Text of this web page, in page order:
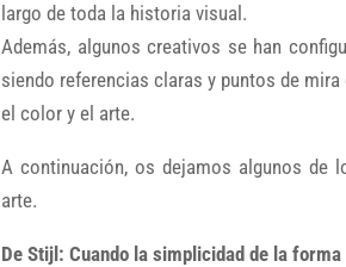
largo de toda la historia visual.
Además, algunos creativos se han
siendo referencias claras y puntos de
el color y el arte.
A continuación, os dejamos algunos de
arte.
De Stijl: Cuando la simplicidad de la